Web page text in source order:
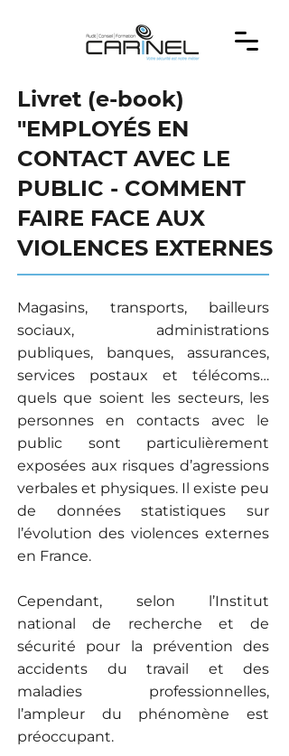
Livret (e-book)
"EMPLOYÉS EN
CONTACT AVEC LE
PUBLIC - COMMENT
FAIRE FACE AUX
VIOLENCES EXTERNES
Magasins, transports, bailleurs
sociaux, administrations
publiques, banques, assurances,
services postaux et télécoms…
quels que soient les secteurs, les
personnes en contacts avec le
public sont particulièrement
exposées aux risques d’agressions
verbales et physiques. Il existe peu
de données statistiques sur
l’évolution des violences externes
en France.
Cependant, selon l’Institut
national de recherche et de
sécurité pour la prévention des
accidents du travail et des
maladies professionnelles,
l’ampleur du phénomène est
préoccupant.